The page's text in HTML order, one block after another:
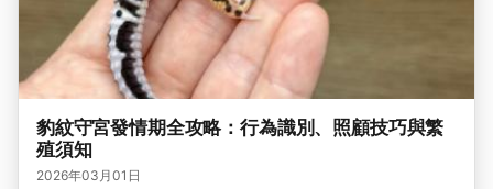
豹紋守宮發情期全攻略：行為識別、照顧技巧與繁
殖須知
2026年03月01日